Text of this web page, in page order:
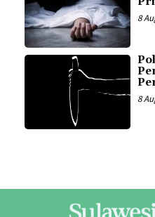
8
8